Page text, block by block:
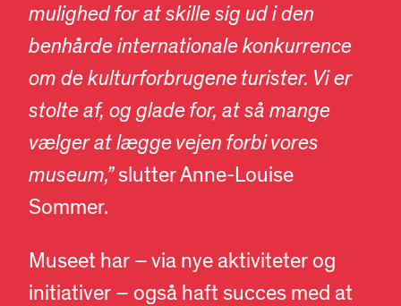
mulighed for at skille sig ud i den
benhårde internationale konkurrence
om de kulturforbrugene turister. Vi er
stolte af, og glade for, at så mange
vælger at lægge vejen forbi vores
museum,”slutter Anne-Louise
Sommer.
Museet har – via nye aktiviteter og
initiativer – også haft succes med at